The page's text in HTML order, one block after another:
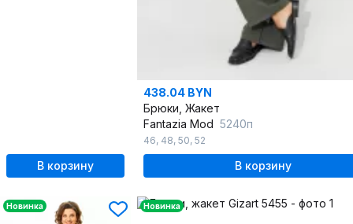
В корзину
438.04 BYN
Брюки, Жакет
Fantazia Mod 5240п
46, 48, 50, 52
В корзину
Новинка Новинка